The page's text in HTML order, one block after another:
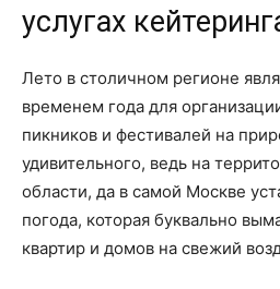
услугах
Лето в столичном регионе
временем года для
пикников и фестивалей на
удивительного, ведь на
области, да в самой Москве
погода, которая буквально
квартир и домов на свежий